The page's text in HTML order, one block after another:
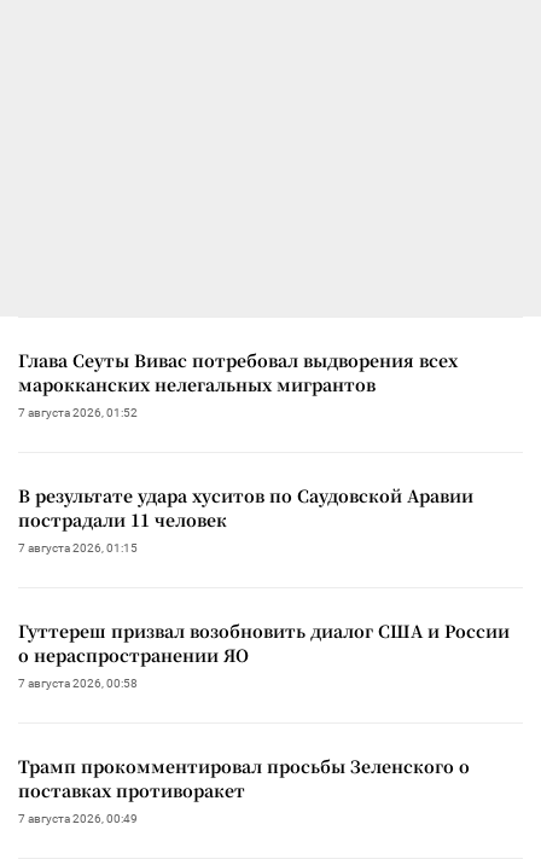
Глава Сеуты Вивас потребовал выдворения всех
марокканских нелегальных мигрантов
7 августа 2026, 01:52
В результате удара хуситов по Саудовской Аравии
пострадали 11 человек
7 августа 2026, 01:15
Гуттереш призвал возобновить диалог США и России
о нераспространении ЯО
7 августа 2026, 00:58
Трамп прокомментировал просьбы Зеленского о
поставках противоракет
7 августа 2026, 00:49